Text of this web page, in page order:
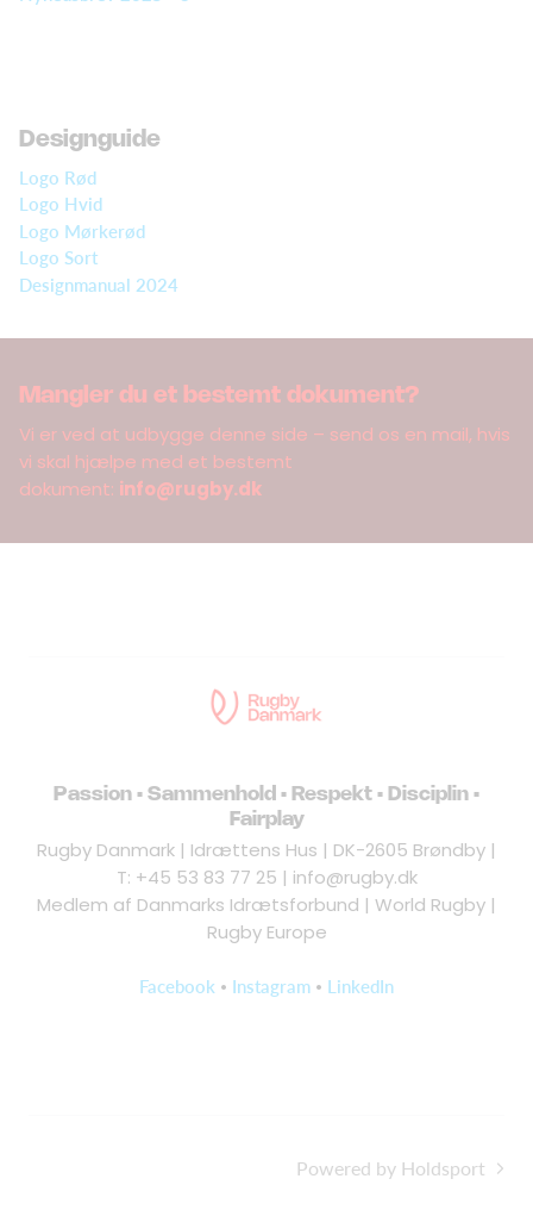
Designguide
Logo Rød
Logo Hvid
Logo Mørkerød
Logo Sort
Designmanual 2024
Mangler du et bestemt dokument?
Vi er ved at udbygge denne side – send os en mail, hvis
vi skal hjælpe med et bestemt
dokument: info@rugby.dk
Passion • Sammenhold • Respekt • Disciplin •
Fairplay
Rugby Danmark | Idrættens Hus | DK-2605 Brøndby |
T: +45 53 83 77 25 | info@rugby.dk
Medlem af Danmarks Idrætsforbund | World Rugby |
Rugby Europe
Facebook • Instagram • LinkedIn
Powered by Holdsport